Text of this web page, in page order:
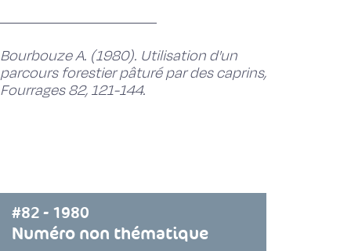
Bourbouze A. (1980). Utilisation d'un
parcours forestier pâturé par des caprins,
Fourrages 82, 121-144.
#82 - 1980
Numéro non thématique